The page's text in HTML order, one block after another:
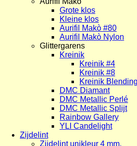
Grote klos
Kleine klos
Aurifil Makò #80
Aurifil Makò Nylon
Glittergarens
Kreinik
Kreinik #4
Kreinik #8
Kreinik
DMC Diamant
DMC Metallic Perlé
DMC Metallic Splijt
Rainbow Gallery
YLI Candelight
Zijdelint
Zijdelint unikleur 4 mm.